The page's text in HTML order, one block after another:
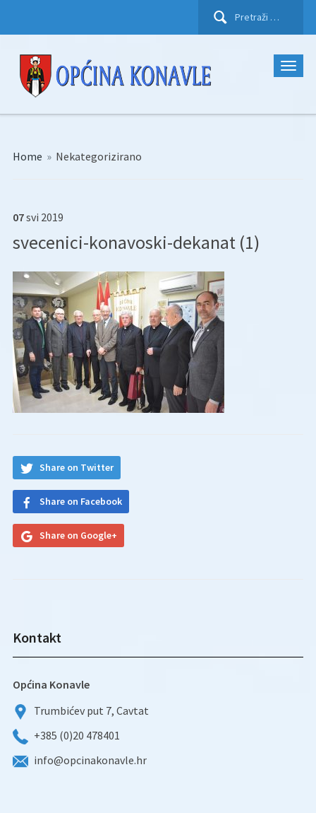
Pretraži:
Home » Nekategorizirano
07svi 2019
svecenici-konavoski-dekanat (1)
Share on Twitter
Share on Facebook
Share on Google+
Kontakt
Općina Konavle
Trumbićev put 7, Cavtat
+385 (0)20 478401
info@opcinakonavle.hr